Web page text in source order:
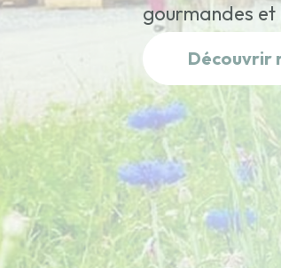
gourmandes et
Découvrir